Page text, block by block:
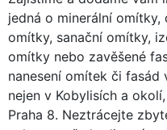
jedná o minerální
omítky, sanační omítky,
omítky nebo zavěšené
nanesení omítek či
nejen v Kobylisích a
Praha 8. Neztrácejte